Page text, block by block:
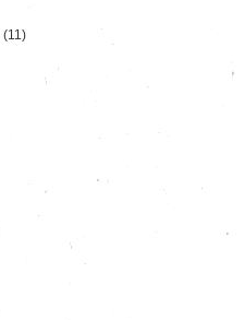
(11)